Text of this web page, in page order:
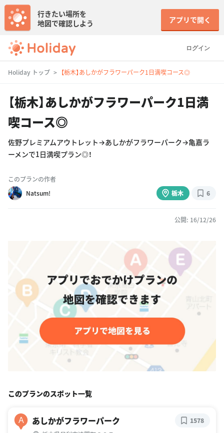
ログイン
行きたい場所を
地図で確認しよう
アプリで開く
Holiday トップ 【栃木】あしかがフラワーパーク1日満喫コース◎
【栃木】あしかがフラワーパーク1日満
喫コース◎
佐野プレミアムアウトレット→あしかがフラワーパーク→亀嘉ラ
ーメンで1日満喫プラン◎！
このプランの作者
Natsum!
栃木 6
公開: 16/12/26
このプランのスポット一覧
A あしかがフラワーパーク 1578